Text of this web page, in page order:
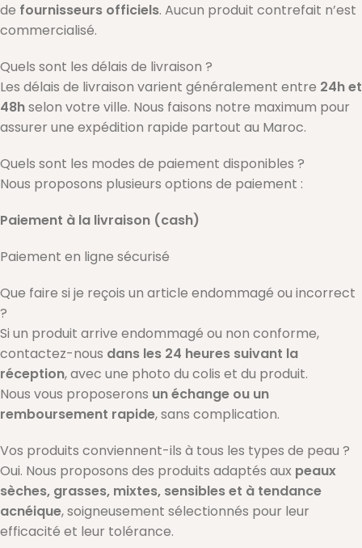
de fournisseurs officiels. Aucun produit contrefait n’est
commercialisé.
Quels sont les délais de livraison ?
Les délais de livraison varient généralement entre 24h et
48hselon votre ville. Nous faisons notre maximum pour
assurer une expédition rapide partout au Maroc.
Quels sont les modes de paiement disponibles ?
Nous proposons plusieurs options de paiement :
Paiement à la livraison (cash)
Paiement en ligne sécurisé
Que faire si je reçois un article endommagé ou incorrect
?
Si un produit arrive endommagé ou non conforme,
contactez-nous dans les 24 heures suivant la
réception, avec une photo du colis et du produit.
Nous vous proposerons un échange ou un
remboursement rapide, sans complication.
Vos produits conviennent-ils à tous les types de peau ?
Oui. Nous proposons des produits adaptés aux peaux
sèches, grasses, mixtes, sensibles et à tendance
acnéique, soigneusement sélectionnés pour leur
efficacité et leur tolérance.